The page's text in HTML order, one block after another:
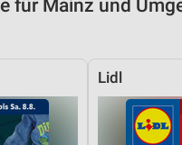
für Mainz und
Lidl